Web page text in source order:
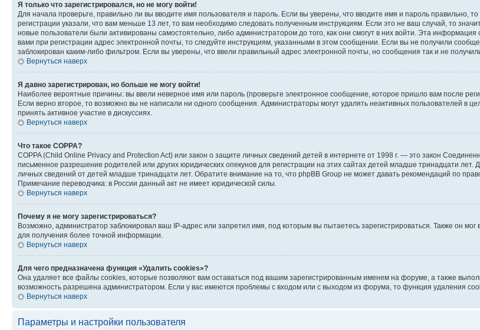
Я только что зарегистрировался, но не могу войти!
Для начала проверьте, правильно ли вы вводите имя пользователя и пароль. Если вы уверены, что вводите имя и пароль правильно,
регистрации указали, что вам меньше 13 лет, то вам необходимо следовать полученным инструкциям. Если это не ваш случай, то
новые пользователи были активированы самостоятельно, либо администратором до того, как они смогут в них войти. Эта
вами при регистрации адрес электронной почты, то следуйте инструкциям, указанными в этом сообщении. Если вы не получили
заблокирован каким-либо фильтром. Если вы уверены, что ввели правильный адрес электронной почты, но сообщения так и не
Вернуться наверх
Я давно зарегистрирован, но больше не могу войти!
Наиболее вероятные причины: вы ввели неверное имя или пароль (проверьте электронное сообщение, которое пришло вам после
Если верно второе, то возможно вы не написали ни одного сообщения. Администраторы могут удалять неактивных пользователей в
принять активное участие в дискуссиях.
Вернуться наверх
Что такое COPPA?
COPPA (Child Online Privacy and Protection Act) или закон о защите личных сведений детей в интернете от 1998 г. — это закон
письменное разрешение родителей или других юридических опекунов для регистрации на этих сайтах детей младше тринадцати
личных сведений от детей младше тринадцати лет. Обратите внимание на то, что phpBB Group не может давать рекомендаций по
Примечание переводчика: в России данный акт не имеет юридической силы.
Вернуться наверх
Почему я не могу зарегистрироваться?
Возможно, администратор заблокировал ваш IP-адрес или запретил имя, под которым вы пытаетесь зарегистрироваться. Также он
для получения более точной информации.
Вернуться наверх
Для чего предназначена функция «Удалить cookies»?
Она удаляет все файлы cookies, которые позволяют вам оставаться под вашим зарегистрированным именем на форуме, а также
возможность разрешена администратором. Если у вас имеются проблемы с входом или с выходом из форума, то функция удаления
Вернуться наверх
Параметры и настройки пользователя